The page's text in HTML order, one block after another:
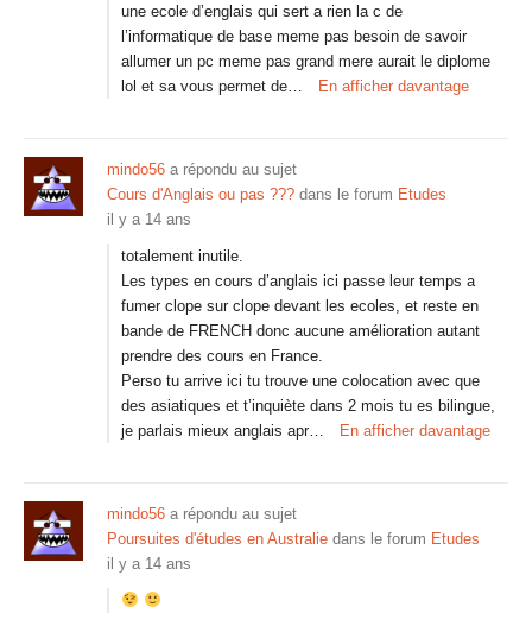
une ecole d’englais qui sert a rien la c de
l’informatique de base meme pas besoin de savoir
allumer un pc meme pas grand mere aurait le diplome
lol et sa vous permet de…
En afficher davantage
mindo56 a répondu au sujet
Cours d'Anglais ou pas ??? dans le forum Etudes
il y a 14 ans
totalement inutile.
Les types en cours d’anglais ici passe leur temps a
fumer clope sur clope devant les ecoles, et reste en
bande de FRENCH donc aucune amélioration autant
prendre des cours en France.
Perso tu arrive ici tu trouve une colocation avec que
des asiatiques et t’inquiète dans 2 mois tu es bilingue,
je parlais mieux anglais apr…
En afficher davantage
mindo56 a répondu au sujet
Poursuites d'études en Australie dans le forum Etudes
il y a 14 ans